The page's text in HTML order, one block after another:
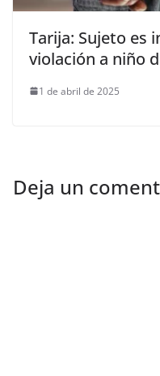
Tarija: Sujeto es
violación a niño
1 de abril de 2025
Deja un